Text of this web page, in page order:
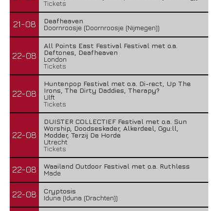
Tickets
21-08
Deafheaven
Doornroosje (Doornroosje (Nijmegen))
22-08
All Points East Festival Festival met o.a.
Deftones, Deafheaven
London
Tickets
22-08
Huntenpop Festival met o.a. Di-rect, Up The
Irons, The Dirty Daddies, Therapy?
Ulft
Tickets
22-08
DUISTER COLLECTIEF Festival met o.a. Sun
Worship, Doodseskader, Alkerdeel, Ggu:ll,
Modder, Terzij De Horde
Utrecht
Tickets
22-08
Waailand Outdoor Festival met o.a. Ruthless
Made
22-08
Cryptosis
Iduna (Iduna (Drachten))